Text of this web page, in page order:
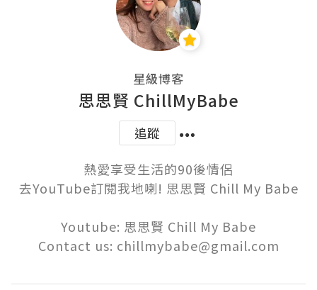
星級博客
思思賢 ChillMyBabe
追蹤
熱愛享受生活的90後情侶
去YouTube訂閱我地喇! 思思賢 Chill My Babe
Youtube: 思思賢 Chill My Babe
Contact us: chillmybabe@gmail.com